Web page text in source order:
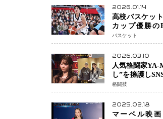
2026.01.14
高校バスケッ
カップ優勝の
（えのき・り
現場へ―。
バスケット
2026.03.10
人気格闘家YA-
し”を擁護し
バクラ番組騒
果的にPR効果
格闘技
2025.02.18
マーベル映